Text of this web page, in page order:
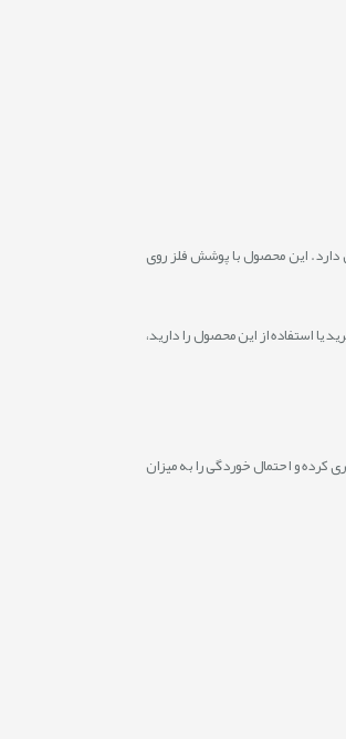
دارد. این محصول با پوشش فلز روی
یا استفاده از این محصول را دارید،
کرده و احتمال خوردگی را به میزان